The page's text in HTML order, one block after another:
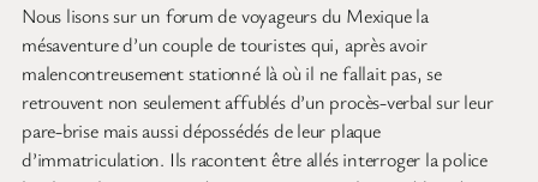
Nous lisons sur un forum de voyageurs du Mexique la
mésaventure d’un couple de touristes qui, après avoir
malencontreusement stationné là où il ne fallait pas, se
retrouvent non seulement affublés d’un procès-verbal sur leur
pare-brise mais aussi dépossédés de leur plaque
d’immatriculation. Ils racontent être allés interroger la police